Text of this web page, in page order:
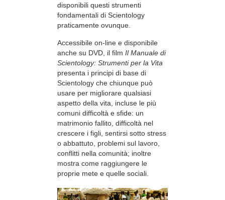
disponibili questi strumenti
fondamentali di Scientology
praticamente ovunque.
Accessibile on-line e disponibile
anche su DVD, il film Il Manuale di
Scientology: Strumenti per la Vita
presenta i principi di base di
Scientology che chiunque può
usare per migliorare qualsiasi
aspetto della vita, incluse le più
comuni difficoltà e sfide: un
matrimonio fallito, difficoltà nel
crescere i figli, sentirsi sotto stress
o abbattuto, problemi sul lavoro,
conflitti nella comunità; inoltre
mostra come raggiungere le
proprie mete e quelle sociali.